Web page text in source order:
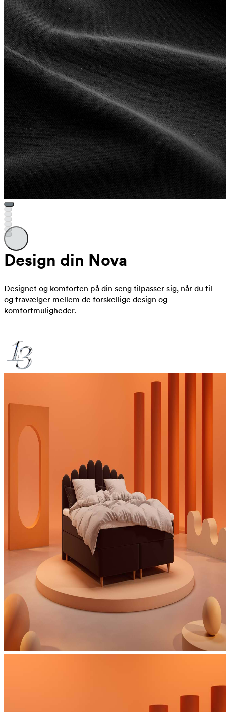
Design din Nova
Designet og komforten på din seng tilpasser sig, når du til-
og fravælger mellem de forskellige design og
komfortmuligheder.